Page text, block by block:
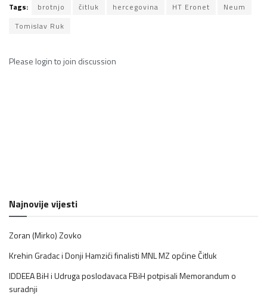
Tags: brotnjo čitluk hercegovina HT Eronet
Neum
Tomislav Ruk
Please loginto join discussion
Najnovije vijesti
Zoran (Mirko) Zovko
Krehin Gradac i Donji Hamzići finalisti MNL MZ općine Čitluk
IDDEEA BiH i Udruga poslodavaca FBiH potpisali Memorandum o
suradnji